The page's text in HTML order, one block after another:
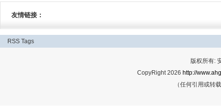
友情链接：
RSS Tags
版权所有:
CopyRight 2026 http://
（任何引用或转